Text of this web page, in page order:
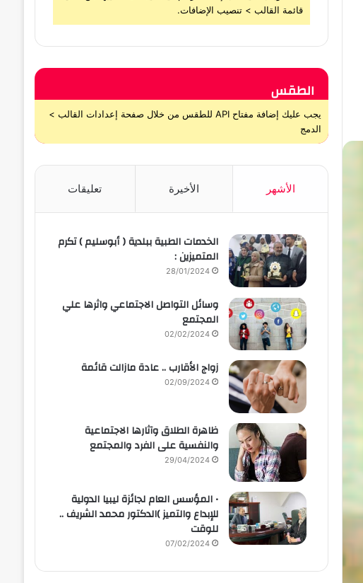
قائمة القالب > تنصيب الإضافات.
الطقس
يجب عليك إضافة مفتاح API للطقس من خلال صفحة إعدادات القالب >
الدمج
الأشهر الأخيرة تعليقات
الخدمات الطبية ببلدية ( أبوسليم ) تكرم
المتميزين :
28/01/2024
وسائل التواصل الاجتماعي واثرها علي
المجتمع
02/02/2024
زواج الأقارب .. عادة مازالت قائمة
02/09/2024
ظاهرة الطلاق وآثارها الاجتماعية
والنفسية على الفرد والمجتمع
29/04/2024
• المؤسس العام لجائزة ليبيا الدولية
للإبداع والتميز )الدكتور محمد الشريف ..
للوقت
07/02/2024